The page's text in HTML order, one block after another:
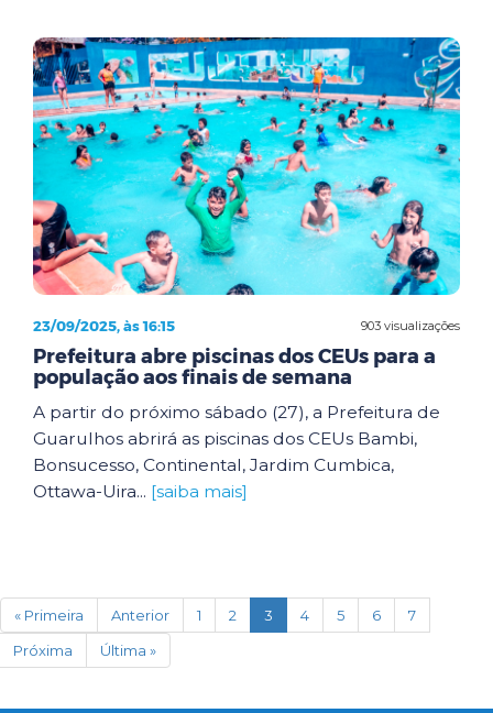
903 visualizações
23/09/2025, às 16:15
Prefeitura abre piscinas dos CEUs para a
população aos finais de semana
A partir do próximo sábado (27), a Prefeitura de
Guarulhos abrirá as piscinas dos CEUs Bambi,
Bonsucesso, Continental, Jardim Cumbica,
Ottawa-Uira... [saiba mais]
« Primeira Anterior 1 2 3 (current)
4 5 6
7
Próxima
Última »